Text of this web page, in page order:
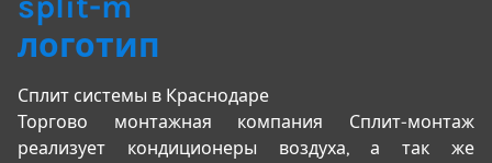
Сплит системы в Краснодаре
Торгово монтажная компания Сплит-монтаж
реализует кондиционеры воздуха, а так же